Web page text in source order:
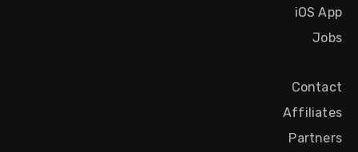
iOS App
Jobs
Contact
Affiliates
Partners